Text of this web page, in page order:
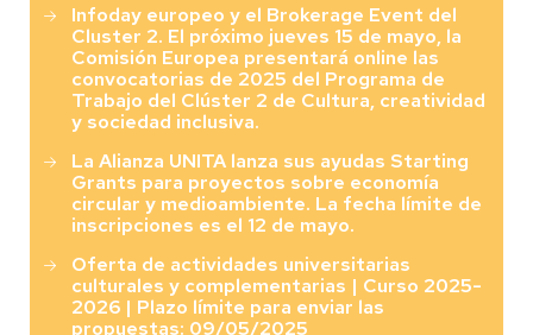
Infoday europeo y el Brokerage Event del
Cluster 2. El próximo jueves 15 de mayo, la
Comisión Europea presentará online las
convocatorias de 2025 del Programa de
Trabajo del Clúster 2 de Cultura, creatividad
y sociedad inclusiva.
La Alianza UNITA lanza sus ayudas Starting
Grants para proyectos sobre economía
circular y medioambiente. La fecha límite de
inscripciones es el 12 de mayo.
Oferta de actividades universitarias
culturales y complementarias | Curso 2025-
2026 | Plazo límite para enviar las
propuestas: 09/05/2025